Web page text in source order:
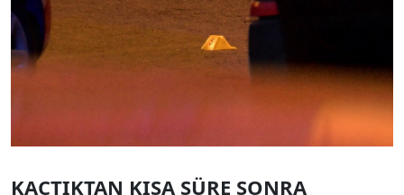
KAÇTIKTAN KISA SÜRE SONRA